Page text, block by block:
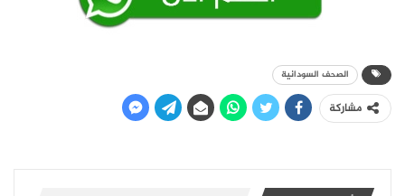
الصحف السودانية
مشاركة